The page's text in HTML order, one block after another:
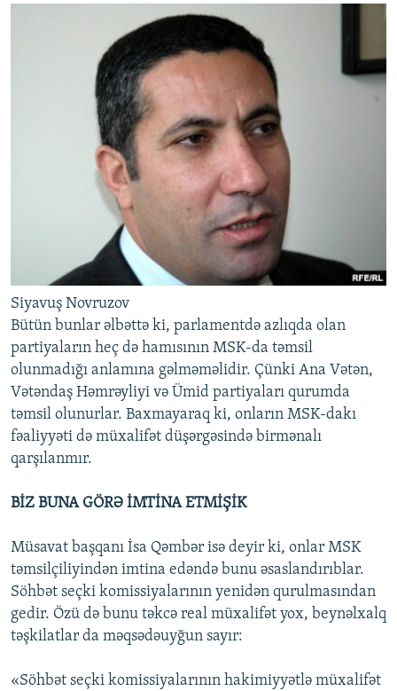
Siyavuş Novruzov
Bütün bunlar əlbəttə ki, parlamentdə azlıqda olan
partiyaların heç də hamısının MSK-da təmsil
olunmadığı anlamına gəlməməlidir. Çünki Ana Vətən,
Vətəndaş Həmrəyliyi və Ümid partiyaları qurumda
təmsil olunurlar. Baxmayaraq ki, onların MSK-dakı
fəaliyyəti də müxalifət düşərgəsində birmənalı
qarşılanmır.
BİZ BUNA GÖRƏ İMTİNA ETMİŞİK
Müsavat başqanı İsa Qəmbər isə deyir ki, onlar MSK
təmsilçiliyindən imtina edəndə bunu əsaslandırıblar.
Söhbət seçki komissiyalarının yenidən qurulmasından
gedir. Özü də bunu təkcə real müxalifət yox, beynəlxalq
təşkilatlar da məqsədəuyğun sayır:
«Söhbət seçki komissiyalarının hakimiyyətlə müxalifət